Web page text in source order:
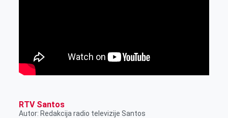
RTV Santos
Autor: Redakcija radio televizije Santos